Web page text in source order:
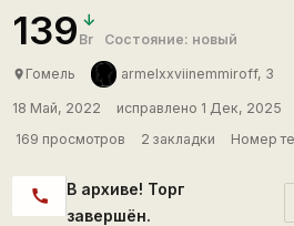
139 Br Состояние: новый
place Гомель armelxxviinemmiroff, 3
18 Май, 2022 исправлено 1 Дек, 2025
169 просмотров
2 закладки Номер
call
В архиве! Торг
завершён.